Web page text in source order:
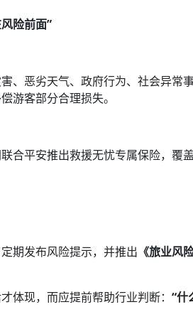
险前面”
、恶劣天气、政府行为、社会异常
游客部分合理损失。
合平安推出救援无忧专属保险，覆
期发布风险提示，并推出 《旅业风
体现，而应提前帮助行业判断： “什